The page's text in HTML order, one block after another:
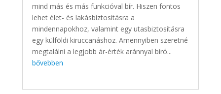
mind más és más funkcióval bír. Hiszen fontos
lehet élet- és lakásbiztosításra a
mindennapokhoz, valamint egy utasbiztosításra
egy külföldi kiruccanáshoz. Amennyiben szeretné
megtalálni a legjobb ár-érték aránnyal bíró...
bővebben